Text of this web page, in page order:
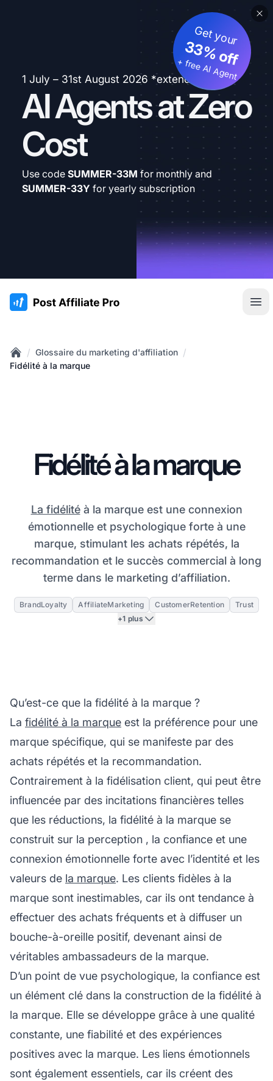
1 July – 31st August 2026 *extended
AI Agents at Zero
Cost
Get your
33% off
+ free AI Agent
Use code SUMMER-33M for monthly and
SUMMER-33Y for yearly subscription
:site.title
Home
/ Glossaire du marketing d'affiliation /
Fidélité à la marque
Fidélité à la marque
La fidélitéà la marque est une connexion
émotionnelle et psychologique forte à une
marque, stimulant les achats répétés, la
recommandation et le succès commercial à long
terme dans le marketing d’affiliation.
BrandLoyalty AffiliateMarketing CustomerRetention
Trust
+1 plus
Qu’est-ce que la fidélité à la marque ?
La fidélité à la marque est la préférence pour une
marque spécifique, qui se manifeste par des
achats répétés et la recommandation.
Contrairement à la fidélisation client, qui peut être
influencée par des incitations financières telles
que les réductions, la fidélité à la marque se
construit sur la perception , la confiance et une
connexion émotionnelle forte avec l’identité et les
valeurs de la marque. Les clients fidèles à la
marque sont inestimables, car ils ont tendance à
effectuer des achats fréquents et à diffuser un
bouche-à-oreille positif, devenant ainsi de
véritables ambassadeurs de la marque.
D’un point de vue psychologique, la confiance est
un élément clé dans la construction de la fidélité à
la marque. Elle se développe grâce à une qualité
constante, une fiabilité et des expériences
positives avec la marque. Les liens émotionnels
sont également essentiels, car ils créent des